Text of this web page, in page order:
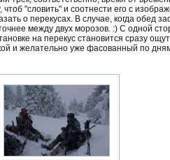
"словить" и соотнести его с
о перекусах. В случае, когда обед
между двух морозов. :) С одной
на перекус становится сразу
и желательно уже фасованный по